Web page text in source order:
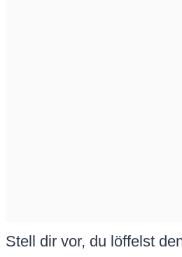
Stell dir vor, du löffelst